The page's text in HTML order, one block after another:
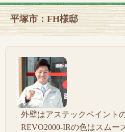
平塚市：FH様邸
外壁はアステックペイント
REVO2000-IRの色はスムー